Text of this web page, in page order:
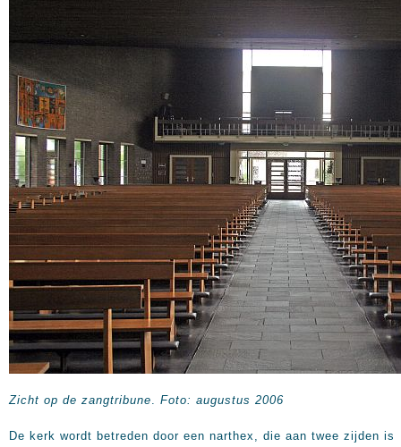
Zicht op de zangtribune. Foto: augustus 2006
De kerk wordt betreden door een narthex, die aan twee zijden is